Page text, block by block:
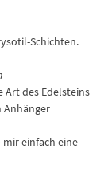
Schichten.
Art des Edelsteins
Anhänger
einfach eine